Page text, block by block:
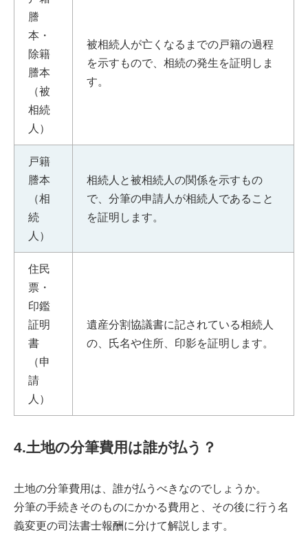
謄
本・
除籍
謄本
（被
相続
人）
被相続人が亡くなるまでの戸籍の過程
を示すもので、相続の発生を証明しま
す。
戸籍
謄本
（相
続
人）
相続人と被相続人の関係を示すもの
で、分筆の申請人が相続人であること
を証明します。
住民
票・
印鑑
証明
書
（申
請
人）
遺産分割協議書に記されている相続人
の、氏名や住所、印影を証明します。
4.土地の分筆費用は誰が払う？
土地の分筆費用は、誰が払うべきなのでしょうか。
分筆の手続きそのものにかかる費用と、その後に行う名
義変更の司法書士報酬に分けて解説します。